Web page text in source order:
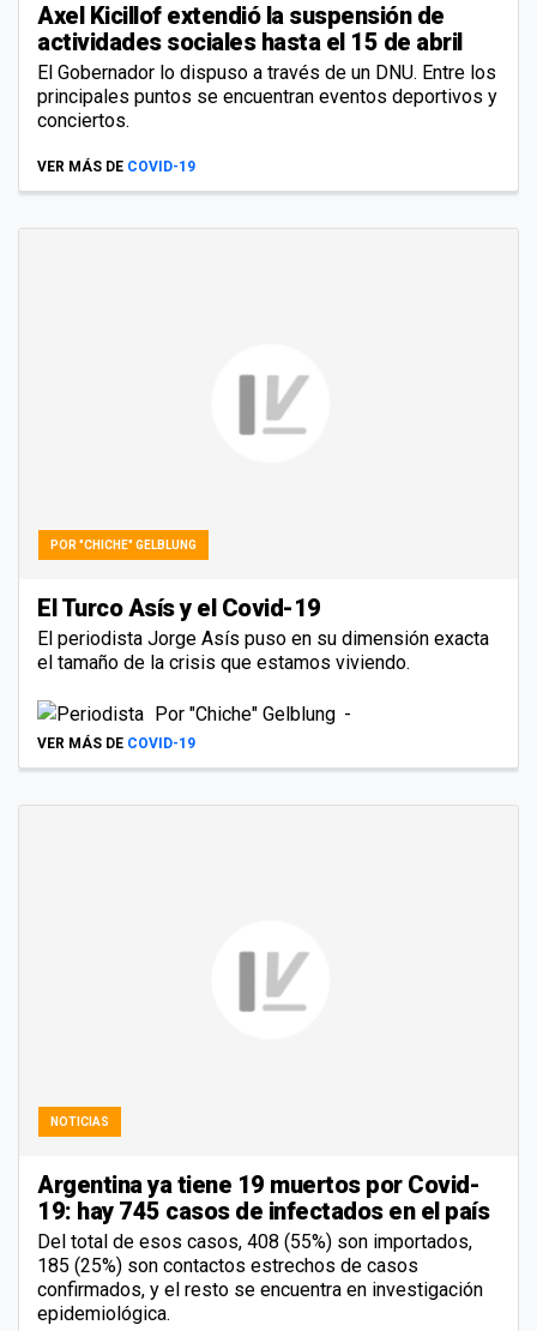
Axel Kicillof extendió la suspensión de
actividades sociales hasta el 15 de abril
El Gobernador lo dispuso a través de un DNU. Entre los
principales puntos se encuentran eventos deportivos y
conciertos.
VER MÁS DE COVID-19
POR "CHICHE" GELBLUNG
El Turco Asís y el Covid-19
El periodista Jorge Asís puso en su dimensión exacta
el tamaño de la crisis que estamos viviendo.
Por "Chiche" Gelblung
VER MÁS DE COVID-19
NOTICIAS
Argentina ya tiene 19 muertos por Covid-
19: hay 745 casos de infectados en el país
Del total de esos casos, 408 (55%) son importados,
185 (25%) son contactos estrechos de casos
confirmados, y el resto se encuentra en investigación
epidemiológica.